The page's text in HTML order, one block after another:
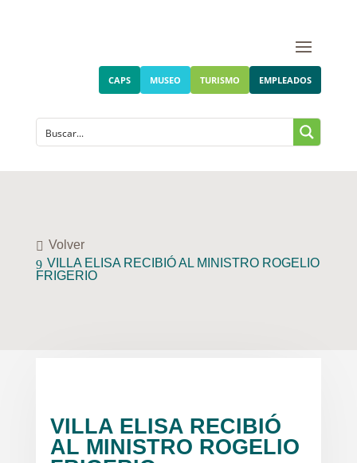
CAPS MUSEO TURISMO EMPLEADOS
Volver
VILLA ELISA RECIBIÓ AL MINISTRO ROGELIO
FRIGERIO
VILLA ELISA RECIBIÓ
AL MINISTRO ROGELIO